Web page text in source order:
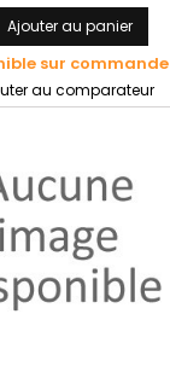
Ajouter au panier
sur commande
au comparateur